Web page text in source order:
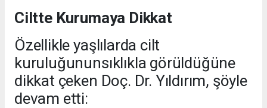
Ciltte Kurumaya Dikkat
Özellikle yaşlılarda cilt
kuruluğununsıklıkla görüldüğüne
dikkat çeken Doç. Dr. Yıldırım, şöyle
devam etti: